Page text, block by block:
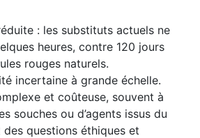
: les substituts actuels ne
heures, contre 120 jours
rouges naturels.
incertaine à grande échelle.
et coûteuse, souvent à
souches ou d’agents issus du
questions éthiques et